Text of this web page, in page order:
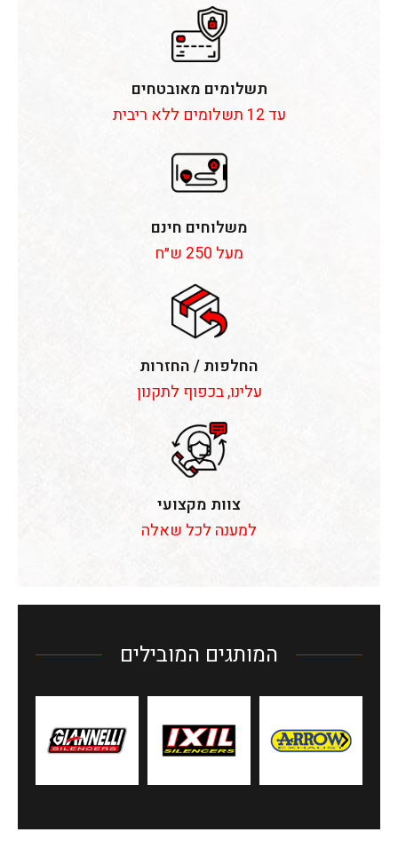
תשלומים מאובטחים
עד 12 תשלומים ללא ריבית
משלוחים חינם
מעל 250 ש״ח
החלפות / החזרות
עלינו, בכפוף לתקנון
צוות מקצועי
למענה לכל שאלה
המותגים המובילים